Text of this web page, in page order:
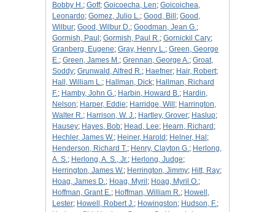
Bobby H.; Goff; Goicoecha, Len; Goicoichea,
Leonardo; Gomez, Julio L.; Good, Bill ; Good,
Wilbur; Good, Wilbur D.; Goodman, Jean G.;
Gormish, Paul ; Gormish, Paul R.; Gornickil Cary;
Granberg, Eugene; Gray, Henry L.; Green, George
E.; Green, James M.; Grennan, George A.; Groat,
Soddy; Grunwald, Alfred R.; Haefner; Hair, Robert;
Hall, William L.; Hallman, Dick; Hallman, Richard
F.; Hamby, John G.; Harbin, Howard B.; Hardin,
Nelson; Harper, Eddie; Harridge, Will ; Harrington,
Walter R.; Harrison, W. J.; Hartley, Grover; Haslup;
Hausey; Hayes, Bob; Head, Lee; Hearn, Richard ;
Hechler, James W.; Heiner, Harold ; Helner, Hal ;
Henderson, Richard T.; Henry, Clayton G.; Herlong,
A. S.; Herlong, A. S., Jr.; Herlong, Judge;
Herrington, James W.; Herrington, Jimmy; Hitt, Ray;
Hoag, James D.; Hoag, Myril ; Hoag, Myril O.;
Hoffman, Grant E.; Hoffman, William R.; Howell,
Lester; Howell, Robert J.; Howingston; Hudson, F.;